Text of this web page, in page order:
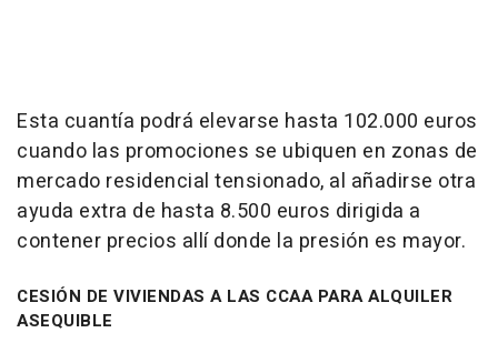
Esta cuantía podrá elevarse hasta 102.000 euros
cuando las promociones se ubiquen en zonas de
mercado residencial tensionado, al añadirse otra
ayuda extra de hasta 8.500 euros dirigida a
contener precios allí donde la presión es mayor.
CESIÓN DE VIVIENDAS A LAS CCAA PARA ALQUILER
ASEQUIBLE